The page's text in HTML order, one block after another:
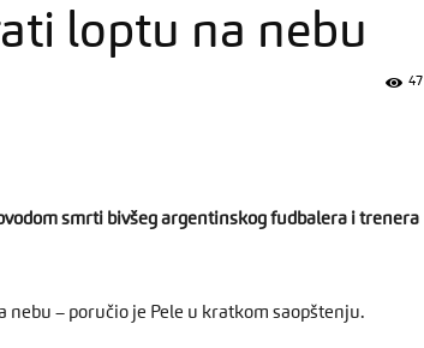
loptu na nebu
47
smrti bivšeg argentinskog fudbalera i trenera
– poručio je Pele u kratkom saopštenju.